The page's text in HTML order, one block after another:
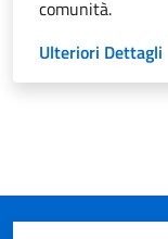
comunità.
Ulteriori Dettagli